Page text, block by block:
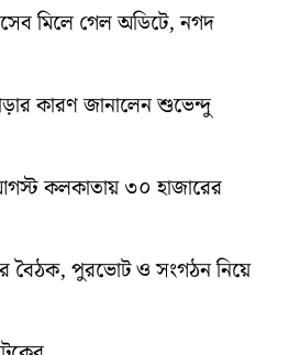
মিলে গেল অডিটে, নগদ
কারণ জানালেন শুভেন্দু
কলকাতায় ৩০ হাজারের
বৈঠক, পুরভোট ও সংগঠন নিয়ে